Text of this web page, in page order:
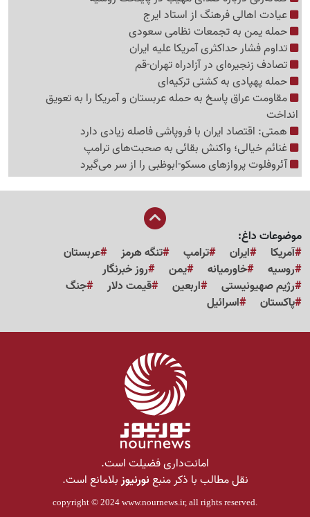
عیادت اهالی فرهنگ از استاد ایرج
حمله یمن به تجمعات نظامی سعودی
تداوم فشار حداکثری آمریکا علیه ایران
تصادف زنجیره‌ای در آزادراه تهران-قم
حمله پهپادی به کشتی ترکیه‌ای
مقاومت عراق پاسخ به حمله عربستان و آمریکا را به تعویق
انداخت
همتی: اقتصاد ایران با فروپاشی فاصله زیادی دارد
غنائم خیالی؛ واکنش بقائی به صحبت‌های ترامپ
آئروفلوت پروازهای مسکو-ابوظبی را از سر می‌گیرد
موضوعات داغ:
آمریکا
ایران ترامپ تنگه هرمز
عربستان
روسیه
خاورمیانه یمن
روز خبرنگار
رژیم صهیونیستی
اربعین قیمت دلار
جنگ
پاکستان
اسرائیل
امانت‌داری فضیلت است.
نقل مطالب با ذکر منبعنورنیوزبلامانع است.
copyright © 2024 www.nournews.ir, all rights reserved.